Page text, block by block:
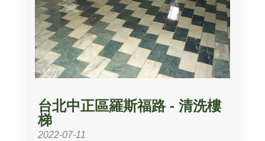
台北中正區羅斯福路 - 清洗樓
梯
2022-07-11